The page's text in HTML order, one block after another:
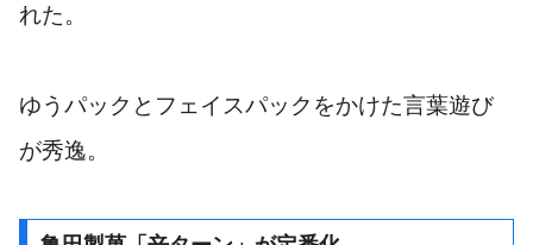
れた。
ゆうパックとフェイスパックをかけた言葉遊び
が秀逸。